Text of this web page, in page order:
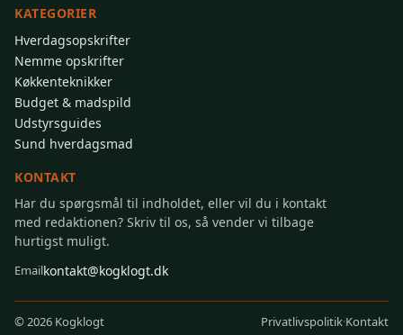
KATEGORIER
Hverdagsopskrifter
Nemme opskrifter
Køkkenteknikker
Budget & madspild
Udstyrsguides
Sund hverdagsmad
KONTAKT
Har du spørgsmål til indholdet, eller vil du i kontakt
med redaktionen? Skriv til os, så vender vi tilbage
hurtigst muligt.
Emailkontakt@kogklogt.dk
© 2026 Kogklogt Privatlivspolitik·Kontakt